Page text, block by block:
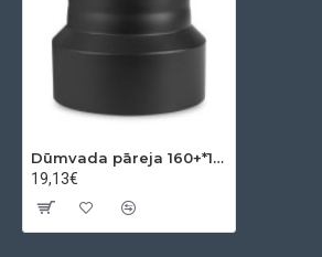
Dūmvada pāreja 160+*120-
19,13€